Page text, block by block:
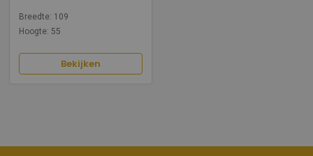
Breedte: 109
Hoogte: 55
Bekijken